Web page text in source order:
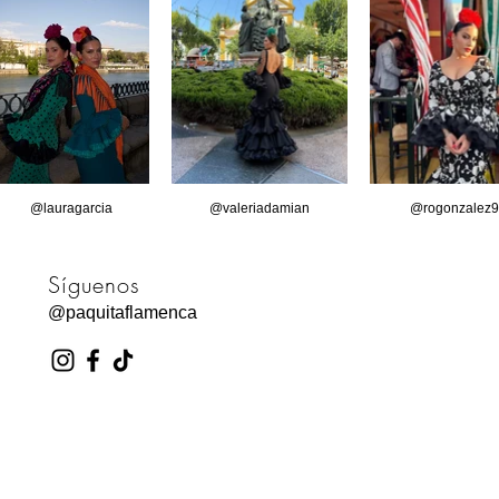
@lauragarcia @valeriadamian
Síguenos
@paquitaflamenca